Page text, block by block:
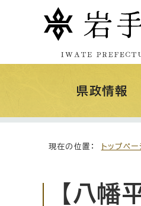
県政情報
現在の位置： トップペー
【八幡